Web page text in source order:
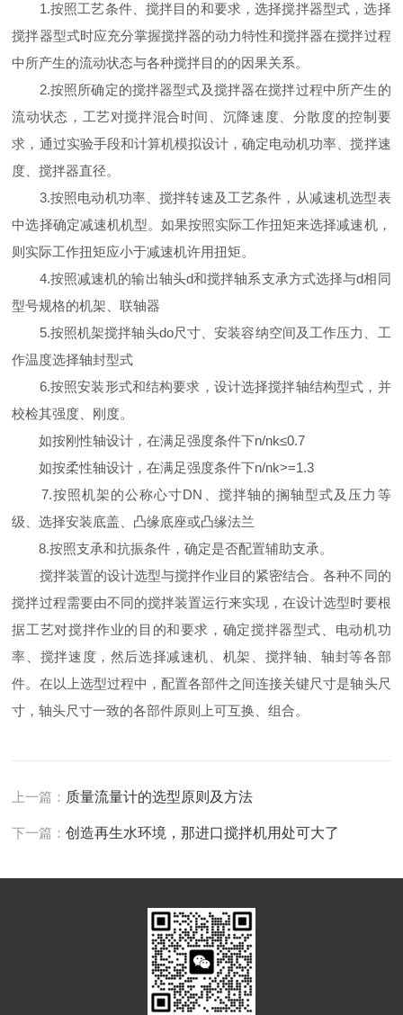
1.按照工艺条件、搅拌目的和要求，选择搅拌器型式，选择
搅拌器型式时应充分掌握搅拌器的动力特性和搅拌器在搅拌过程
中所产生的流动状态与各种搅拌目的的因果关系。
2.按照所确定的搅拌器型式及搅拌器在搅拌过程中所产生的
流动状态，工艺对搅拌混合时间、沉降速度、分散度的控制要
求，通过实验手段和计算机模拟设计，确定电动机功率、搅拌速
度、搅拌器直径。
3.按照电动机功率、搅拌转速及工艺条件，从减速机选型表
中选择确定减速机机型。如果按照实际工作扭矩来选择减速机，
则实际工作扭矩应小于减速机许用扭矩。
4.按照减速机的输出轴头d和搅拌轴系支承方式选择与d相同
型号规格的机架、联轴器
5.按照机架搅拌轴头do尺寸、安装容纳空间及工作压力、工
作温度选择轴封型式
6.按照安装形式和结构要求，设计选择搅拌轴结构型式，并
校检其强度、刚度。
如按刚性轴设计，在满足强度条件下n/nk≤0.7
如按柔性轴设计，在满足强度条件下n/nk>=1.3
7.按照机架的公称心寸DN、搅拌轴的搁轴型式及压力等
级、选择安装底盖、凸缘底座或凸缘法兰
8.按照支承和抗振条件，确定是否配置辅助支承。
搅拌装置的设计选型与搅拌作业目的紧密结合。各种不同的
搅拌过程需要由不同的搅拌装置运行来实现，在设计选型时要根
据工艺对搅拌作业的目的和要求，确定搅拌器型式、电动机功
率、搅拌速度，然后选择减速机、机架、搅拌轴、轴封等各部
件。在以上选型过程中，配置各部件之间连接关键尺寸是轴头尺
寸，轴头尺寸一致的各部件原则上可互换、组合。
上一篇： 质量流量计的选型原则及方法
下一篇：创造再生水环境，那进口搅拌机用处可大了